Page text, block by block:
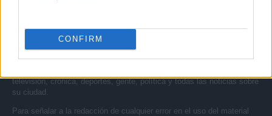
CONFIRM
Señala una noticia
Síguenos en Facebook
televisión, crónica, deportes, gente, política y todas las noticias sobre
su ciudad.
Para señalar a la redacción de cualquier error en el uso del material